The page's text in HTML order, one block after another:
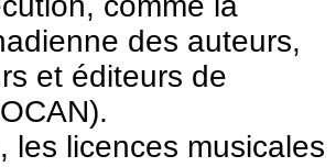
des auteurs,
et éditeurs de
).
les licences musicales